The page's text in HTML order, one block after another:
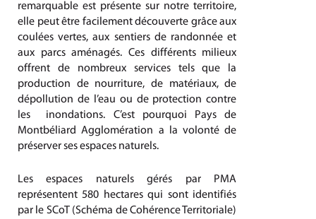
remarquable est présente sur notre territoire,
elle peut être facilement découverte grâce aux
coulées vertes, aux sentiers de randonnée et
aux parcs aménagés. Ces différents milieux
offrent de nombreux services tels que la
production de nourriture, de matériaux, de
dépollution de l’eau ou de protection contre
les inondations. C’est pourquoi Pays de
Montbéliard Agglomération a la volonté de
préserver ses espaces naturels.
Les espaces naturels gérés par PMA
représentent 580 hectares qui sont identifiés
par le SCoT (Schéma de Cohérence Territoriale)